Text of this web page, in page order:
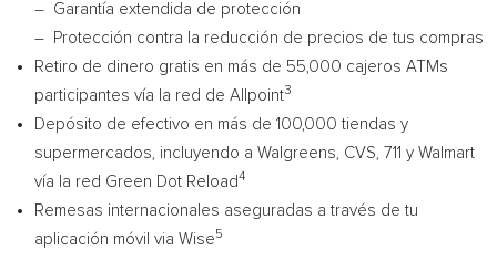
– Garantía extendida de protección
– Protección contra la reducción de precios de tus compras
Retiro de dinero gratis en más de 55,000 cajeros ATMs
participantes vía la red de Allpoint3
Depósito de efectivo en más de 100,000 tiendas y
supermercados, incluyendo a Walgreens, CVS, 711 y Walmart
vía la red Green Dot Reload4
Remesas internacionales aseguradas a través de tu
aplicación móvil via Wise5